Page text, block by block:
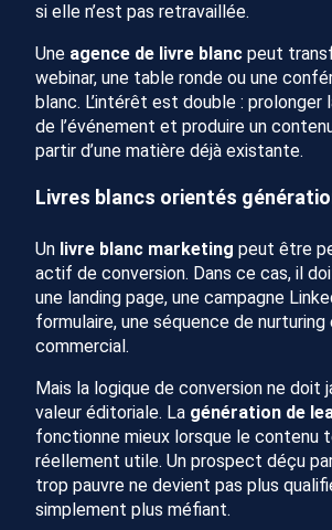
si elle n’est pas retravaillée.
Une agence de livre blanc peut
webinar, une table ronde ou une
blanc. L’intérêt est double : prolonger
de l’événement et produire un
partir d’une matière déjà existante.
Livres blancs orientés
Un livre blanc marketing peut être
actif de conversion. Dans ce cas, il
une landing page, une campagne
formulaire, une séquence de nurturing
commercial.
Mais la logique de conversion ne doit
valeur éditoriale. La génération de
fonctionne mieux lorsque le contenu
réellement utile. Un prospect déçu
trop pauvre ne devient pas plus
simplement plus méfiant.